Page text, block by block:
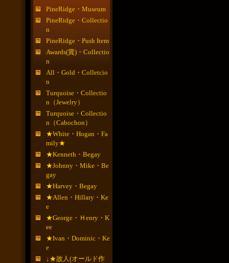
PineRidge・Museum
PineRidge・Collectio
n
PineRidge・Push Item
Awards(賞)・Collectio
n
All・Gold・Colletcio
n
Turquoise・Collectio
n（Jewelry）
Turquoise・Collectio
n（Cabochon）
★White・Hogan・Fa
mily★
★Kenneth・Begay
★Johnny・Mike・Be
gay
★Harvey・Begay
★Allen・Hillary・Ke
e
★George・Ｈenry・K
ee
★Ivan・Dominic・Ke
e
↓★故人(オールド作